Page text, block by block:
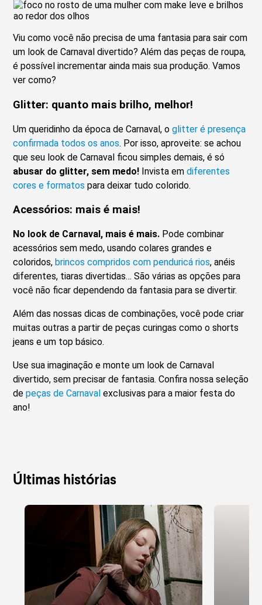
Viu como você não precisa de uma fantasia para sair com
um look de Carnaval divertido? Além das peças de roupa,
é possível incrementar ainda mais sua produção. Vamos
ver como?
Glitter: quanto mais brilho, melhor!
Um queridinho da época de Carnaval, o glitter é presença
confirmada todos os anos. Por isso, aproveite: se achou
que seu look de Carnaval ficou simples demais, é só
abusar do glitter, sem medo! Invista em diferentes
cores e formatos para deixar tudo colorido.
Acessórios: mais é mais!
No look de Carnaval, mais é mais. Pode combinar
acessórios sem medo, usando colares grandes e
coloridos, brincos compridos com penduricá rios, anéis
diferentes, tiaras divertidas… São várias as opções para
você não ficar dependendo da fantasia para se divertir.
Além das nossas dicas de combinações, você pode criar
muitas outras a partir de peças curingas como o shorts
jeans e um top básico.
Use sua imaginação e monte um look de Carnaval
divertido, sem precisar de fantasia. Confira nossa seleção
depeças de Carnaval exclusivas para a maior festa do
ano!
Últimas histórias